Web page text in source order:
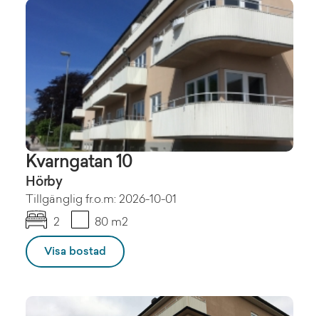
Kvarngatan 10
Hörby
Tillgänglig fr.o.m: 2026-10-01
2
80 m2
Visa bostad